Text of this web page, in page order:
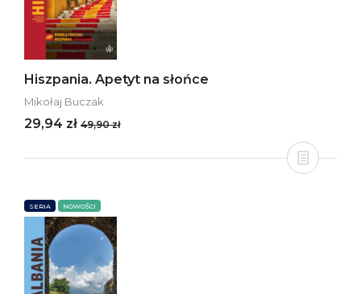
Hiszpania. Apetyt na słońce
Mikołaj Buczak
29,94 zł 49,90 zł
SERIA NOWOŚCI